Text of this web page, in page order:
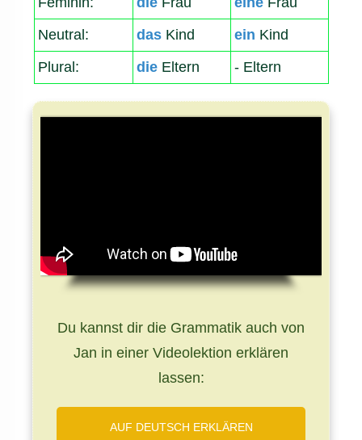
Neutral:
das Kind ein Kind
Plural:
die Eltern - Eltern
Du kannst dir die Grammatik auch von
Jan in einer Videolektion erklären
lassen:
AUF DEUTSCH ERKLÄREN